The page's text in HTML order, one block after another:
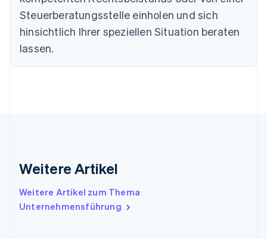
Steuerberatungsstelle einholen und sich
hinsichtlich Ihrer speziellen Situation beraten
lassen.
Weitere Artikel
Weitere Artikel zum Thema
Unternehmensführung
Festlandchina
简体中文English
Finnland
Frankreich
FrançaisEnglish
English
Italien
Italiano English
Japan
日本語 English